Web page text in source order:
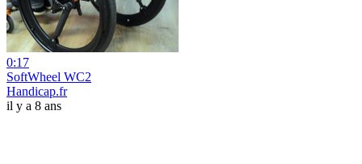
0:17
SoftWheel WC2
Handicap.fr
il y a 8 ans